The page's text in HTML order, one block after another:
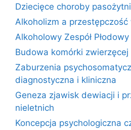
Dziecięce choroby
Alkoholizm a przestępczość
Alkoholowy Zespół Płodowy
Budowa komórki
Zaburzenia
diagnostyczna i kliniczna
Geneza zjawisk dewiacji i
nieletnich
Koncepcja psychologiczna